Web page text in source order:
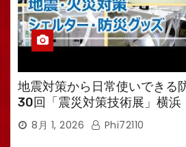
地震対策から日常使いできる
30回「震災対策技術展」横浜
えるTV・高荷智也］
8月 1, 2026 Phi72110